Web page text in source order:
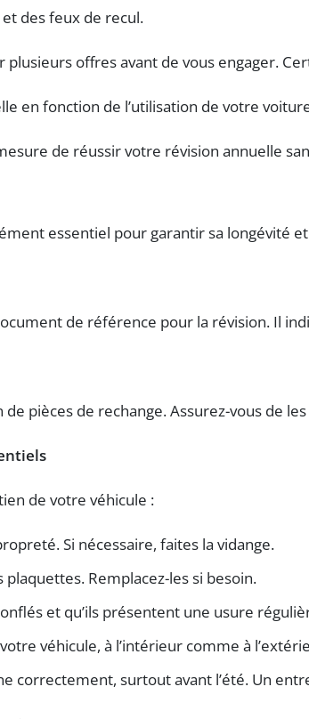
des feux de recul.
offres avant de vous engager.
en fonction de l’utilisation de votre
de réussir votre révision annuelle
essentiel pour garantir sa longévité
de référence pour la révision. Il
pièces de rechange. Assurez-vous de
de votre véhicule :
Si nécessaire, faites la vidange.
plaquettes. Remplacez-les si besoin.
et qu’ils présentent une usure
véhicule, à l’intérieur comme à
correctement, surtout avant l’été. Un